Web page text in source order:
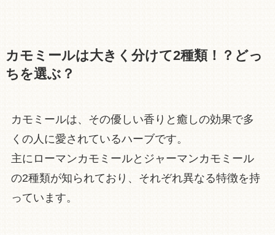
カモミールは大きく分けて2種類！？どっ
ちを選ぶ？
カモミールは、その優しい香りと癒しの効果で多
くの人に愛されているハーブです。
主にローマンカモミールとジャーマンカモミール
の2種類が知られており、それぞれ異なる特徴を持
っています。